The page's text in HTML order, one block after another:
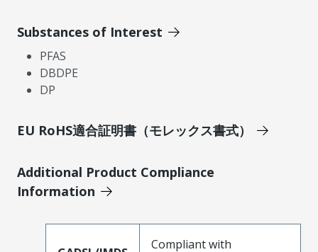
Substances of Interest
PFAS
DBDPE
DP
EU RoHS適合証明書（モレックス書式）
Additional Product Compliance
Information
Compliant with